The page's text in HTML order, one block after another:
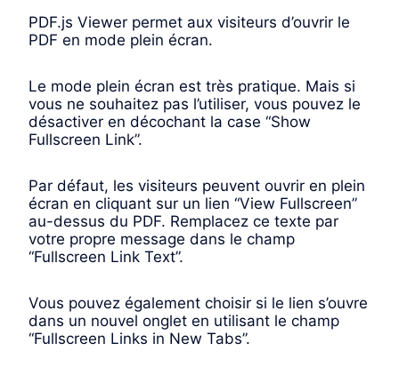
PDF.js Viewer permet aux visiteurs d’ouvrir le
PDF en mode plein écran.
Le mode plein écran est très pratique. Mais si
vous ne souhaitez pas l’utiliser, vous pouvez le
désactiver en décochant la case “Show
Fullscreen Link”.
Par défaut, les visiteurs peuvent ouvrir en plein
écran en cliquant sur un lien “View Fullscreen”
au-dessus du PDF. Remplacez ce texte par
votre propre message dans le champ
“Fullscreen Link Text”.
Vous pouvez également choisir si le lien s’ouvre
dans un nouvel onglet en utilisant le champ
“Fullscreen Links in New Tabs”.